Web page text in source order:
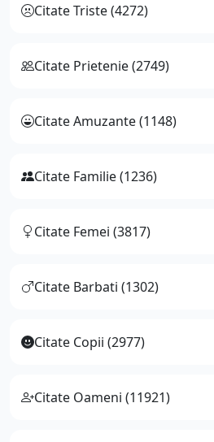
Citate Triste (4272)
Citate Prietenie (2749)
Citate Amuzante (1148)
Citate Familie (1236)
Citate Femei (3817)
Citate Barbati (1302)
Citate Copii (2977)
Citate Oameni (11921)